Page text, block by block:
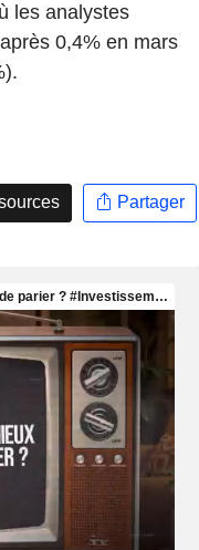
les analystes
0,4% en mars
Partager